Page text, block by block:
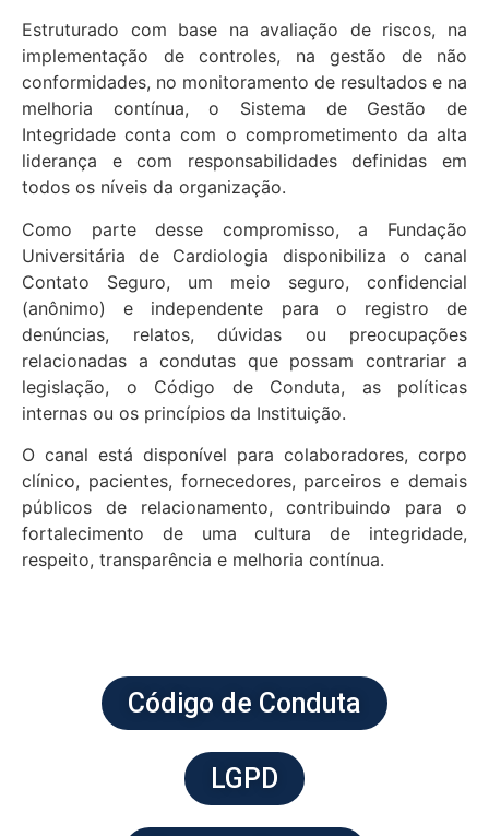
Estruturado com base na avaliação de riscos, na
implementação de controles, na gestão de não
conformidades, no monitoramento de resultados e na
melhoria contínua, o Sistema de Gestão de
Integridade conta com o comprometimento da alta
liderança e com responsabilidades definidas em
todos os níveis da organização.
Como parte desse compromisso, a Fundação
Universitária de Cardiologia disponibiliza o canal
Contato Seguro, um meio seguro, confidencial
(anônimo) e independente para o registro de
denúncias, relatos, dúvidas ou preocupações
relacionadas a condutas que possam contrariar a
legislação, o Código de Conduta, as políticas
internas ou os princípios da Instituição.
O canal está disponível para colaboradores, corpo
clínico, pacientes, fornecedores, parceiros e demais
públicos de relacionamento, contribuindo para o
fortalecimento de uma cultura de integridade,
respeito, transparência e melhoria contínua.
Código de Conduta
LGPD